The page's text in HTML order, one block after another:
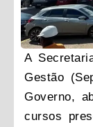
A
Gestão
Governo,
cursos